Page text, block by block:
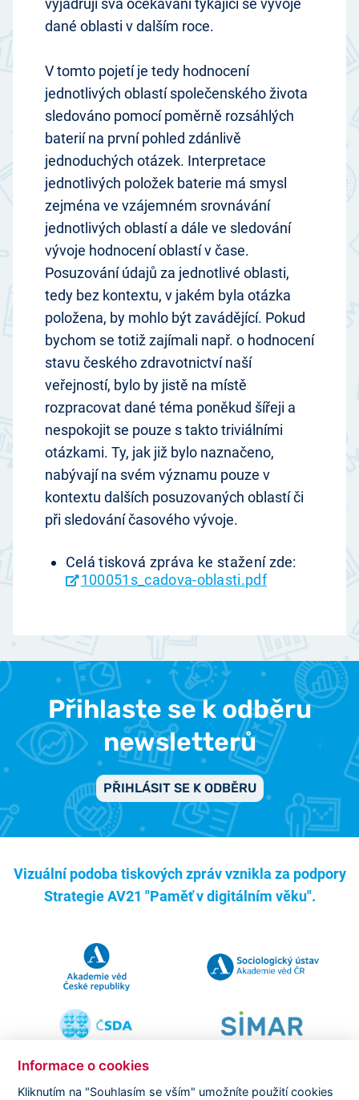
vyjadřují svá očekávání týkající se vývoje
dané oblasti v dalším roce.
V tomto pojetí je tedy hodnocení
jednotlivých oblastí společenského života
sledováno pomocí poměrně rozsáhlých
baterií na první pohled zdánlivě
jednoduchých otázek. Interpretace
jednotlivých položek baterie má smysl
zejména ve vzájemném srovnávání
jednotlivých oblastí a dále ve sledování
vývoje hodnocení oblastí v čase.
Posuzování údajů za jednotlivé oblasti,
tedy bez kontextu, v jakém byla otázka
položena, by mohlo být zavádějící. Pokud
bychom se totiž zajímali např. o hodnocení
stavu českého zdravotnictví naší
veřejností, bylo by jistě na místě
rozpracovat dané téma poněkud šířeji a
nespokojit se pouze s takto triviálními
otázkami. Ty, jak již bylo naznačeno,
nabývají na svém významu pouze v
kontextu dalších posuzovaných oblastí či
při sledování časového vývoje.
Celá tisková zpráva ke stažení zde:
100051s_cadova-oblasti.pdf
Přihlaste se k odběru
newsletterů
PŘIHLÁSIT SE K ODBĚRU
Vizuální podoba tiskových zpráv vznikla za podpory
Strategie AV21 "Paměť v digitálním věku".
Informace o cookies
Kliknutím na "Souhlasím se vším" umožníte použití cookies